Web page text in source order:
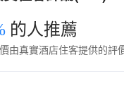
的人推薦
由真實酒店住客提供的評